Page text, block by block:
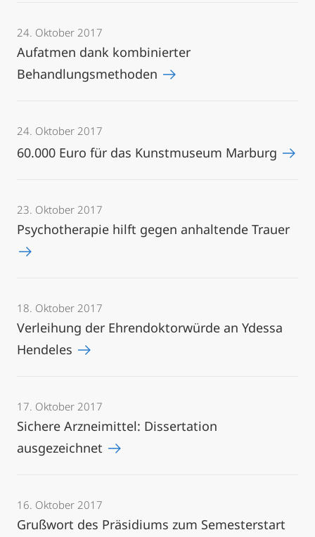
24. Oktober 2017
Aufatmen dank kombinierter
Behandlungsmethoden
24. Oktober 2017
60.000 Euro für das Kunstmuseum Marburg
23. Oktober 2017
Psychotherapie hilft gegen anhaltende Trauer
18. Oktober 2017
Verleihung der Ehrendoktorwürde an Ydessa
Hendeles
17. Oktober 2017
Sichere Arzneimittel: Dissertation
ausgezeichnet
16. Oktober 2017
Grußwort des Präsidiums zum Semesterstart